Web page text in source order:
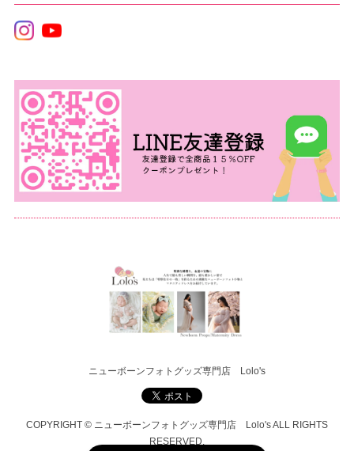
ニューボーンフォトグッズ専門店 Lolo's
COPYRIGHT © ニューボーンフォトグッズ専門店 Lolo's ALL RIGHTS
RESERVED.